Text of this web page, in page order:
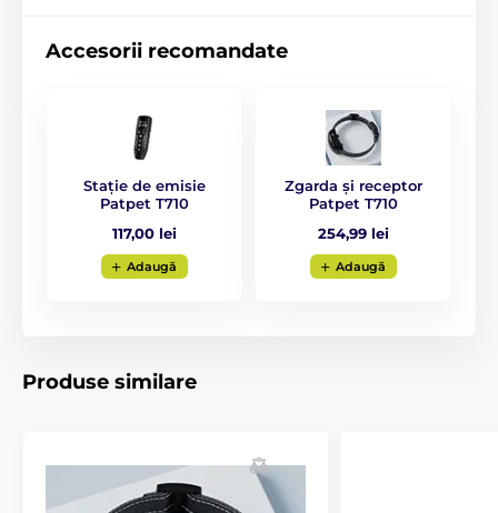
înălțime de 13 cm - inclusiv antena, și o
adâncime de 2 cm, cu o greutate de 62 g.
are o lățime de 4 cm, o înălțime de 6,5 cm
și o adâncime de 2,5 cm, având o greutate de 85 g.
Specificațiile tehnice pot fi modificate fără o notificare
Zgărzi de antrenament
Rezistente la apă
Accesorii recomandate
Stație de emisie
Patpet T710
117,00 lei
Adaugă
Zgarda și receptor
Patpet T710
254,99 lei
Adaugă
Produse similare